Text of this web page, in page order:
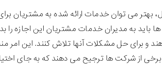
بهتر می توان خدمات ارائه شده به مشتریان
باید به مدیران خدمات مشتریان این اجازه
و برای حل مشکلات آنها تلاش کنند. این امر
از شرکت ها ترجیح می دهند که به جای